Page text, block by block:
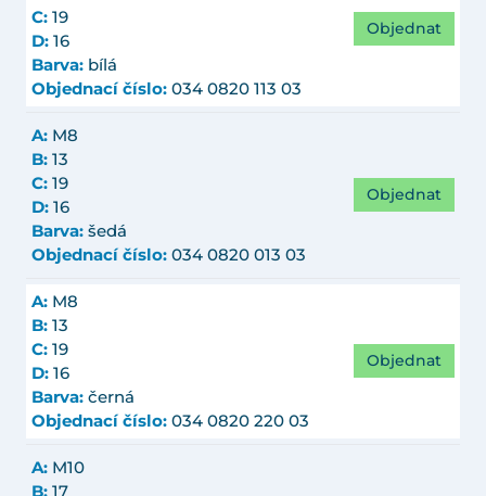
C: 19
D: 16
Barva: bílá
Objednací číslo: 034 0820 113 03
Objednat
A: M8
B: 13
C: 19
D: 16
Barva: šedá
Objednací číslo: 034 0820 013 03
Objednat
A: M8
B: 13
C: 19
D: 16
Barva: černá
Objednací číslo: 034 0820 220 03
Objednat
A: M10
B: 17